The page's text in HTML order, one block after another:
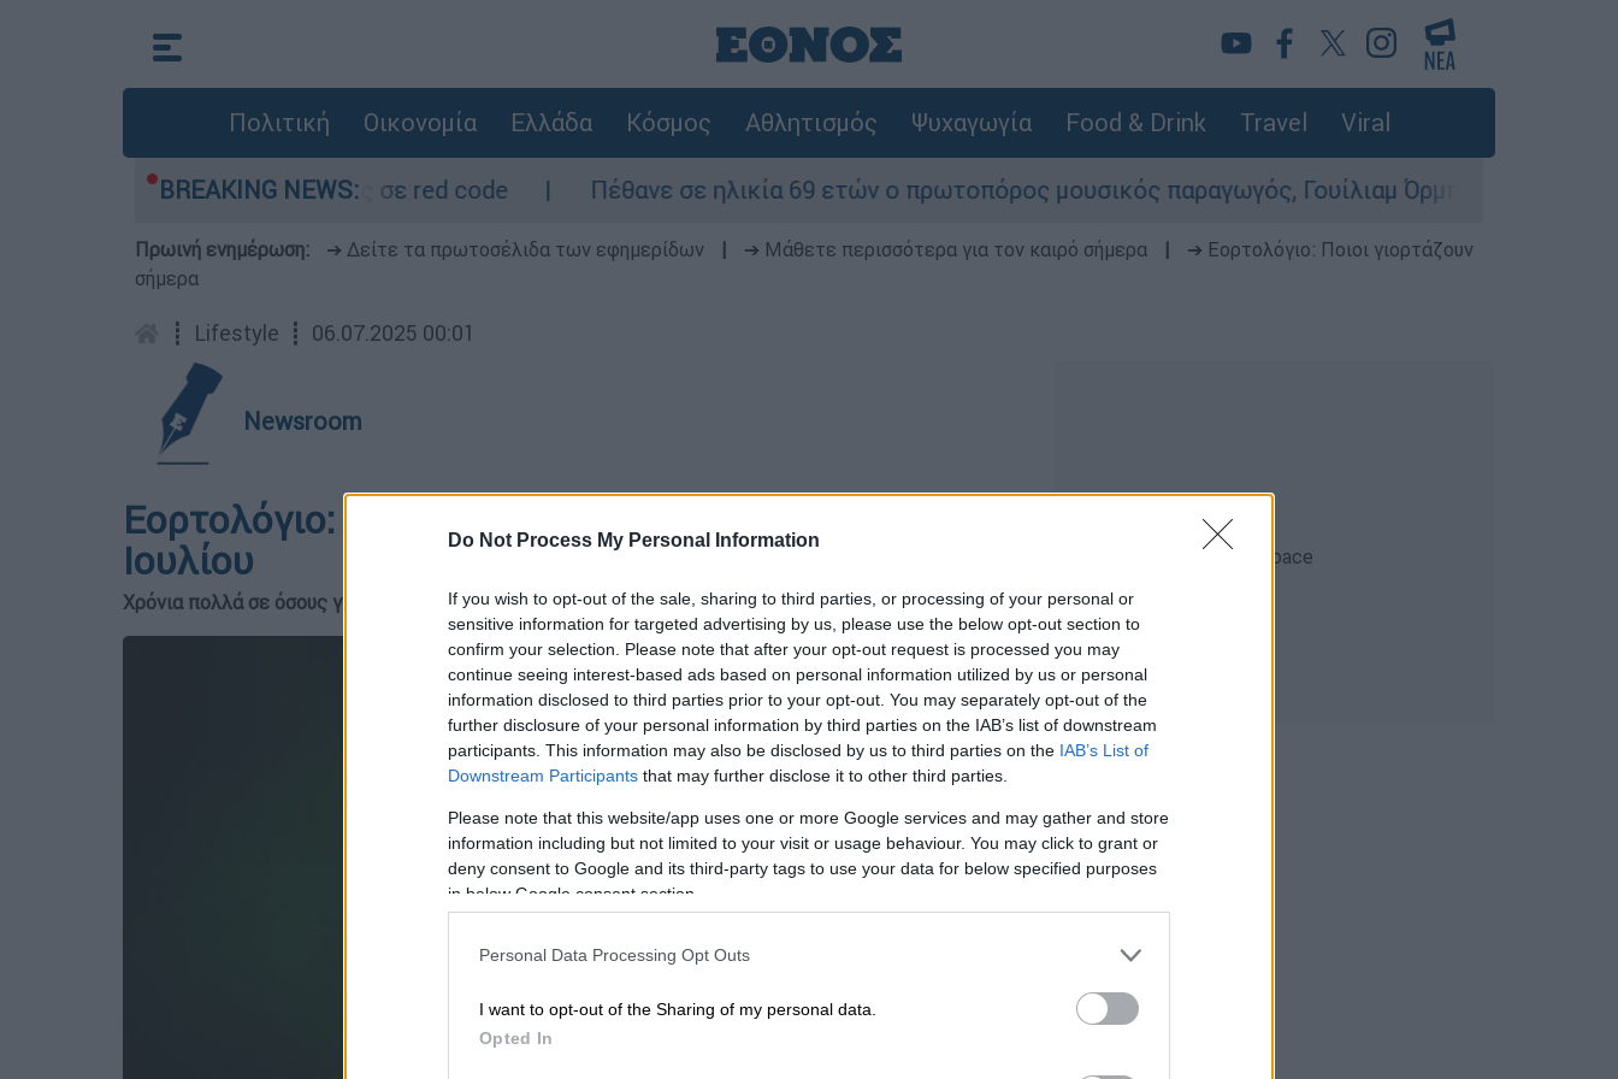
Do Not Process My Personal Information
If you wish to opt-out of the sale, sharing to third parties, or processing of your personal or
sensitive information for targeted advertising by us, please use the below opt-out section to
confirm your selection. Please note that after your opt-out request is processed you may
continue seeing interest-based ads based on personal information utilized by us or personal
information disclosed to third parties prior to your opt-out. You may separately opt-out of the
further disclosure of your personal information by third parties on the IAB’s list of downstream
participants. This information may also be disclosed by us to third parties on the IAB’s List of
Downstream Participants that may further disclose it to other third parties.
Please note that this website/app uses one or more Google services and may gather and store
information including but not limited to your visit or usage behaviour. You may click to grant or
deny consent to Google and its third-party tags to use your data for below specified purposes
in below Google consent section.
Personal Data Processing Opt Outs
I want to opt-out of the Sharing of my personal data.
Opted In
Πολιτική Οικονομία Ελλάδα Κόσμος Αθλητισμός Ψυχαγωγία Food & Drink Travel Viral
BREAKING NEWS:
θερμόμετρο - Οι περιοχές σε red code Πέθανε σε ηλικία 69 ετών ο πρωτοπόρος μουσικός παραγωγός, Γουίλιαμ Όρμπιτ - Η
Πρωινή ενημέρωση: ➔ Δείτε τα πρωτοσέλιδα των εφημερίδων ➔ Μάθετε περισσότερα για τον καιρό σήμερα
➔ Εορτολόγιο: Ποιοι γιορτάζουν
σήμερα
┋ Lifestyle ┋ 06.07.2025 00:01
Newsroom
Εορτολόγιο: Ποιοι γιορτάζουν σήμερα Κυριακή 6
Ιουλίου
Χρόνια πολλά σε όσους γιορτάζουν!